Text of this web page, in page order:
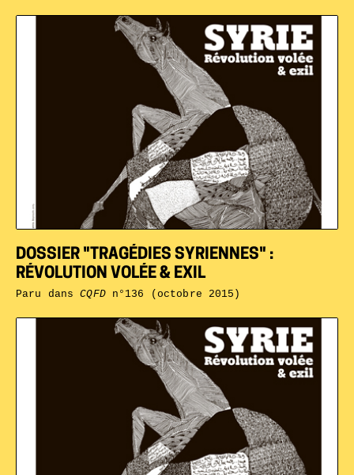
DOSSIER "TRAGÉDIES SYRIENNES" :
RÉVOLUTION VOLÉE & EXIL
Paru dansCQFDn°136 (octobre 2015)